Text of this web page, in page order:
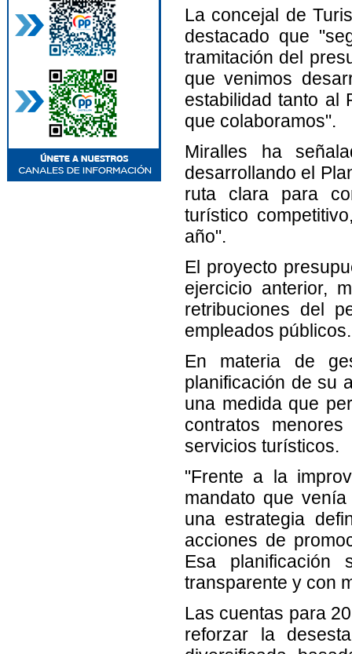
La concejal de
destacado que
tramitación del
que venimos
estabilidad tanto al
que colaboramos".
Miralles ha
desarrollando el
ruta clara para
turístico
año".
El proyecto
ejercicio anterior,
retribuciones del
empleados públicos.
En materia de
planificación de su
una medida que
contratos
servicios turísticos.
"Frente a la
mandato que
una estrategia
acciones de
Esa
transparente y con
Las cuentas para
reforzar la